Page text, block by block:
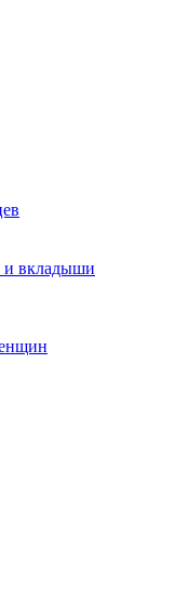
и вкладыши